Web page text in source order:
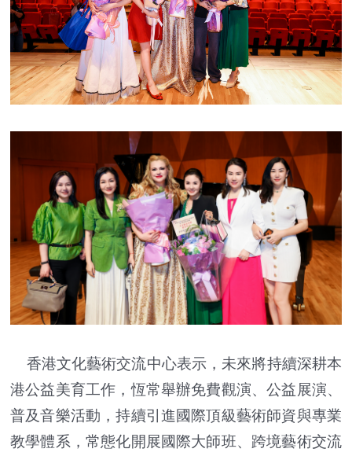
香港文化藝術交流中心表示，未來將持續深耕本
港公益美育工作，恆常舉辦免費觀演、公益展演、
普及音樂活動，持續引進國際頂級藝術師資與專業
教學體系，常態化開展國際大師班、跨境藝術交流